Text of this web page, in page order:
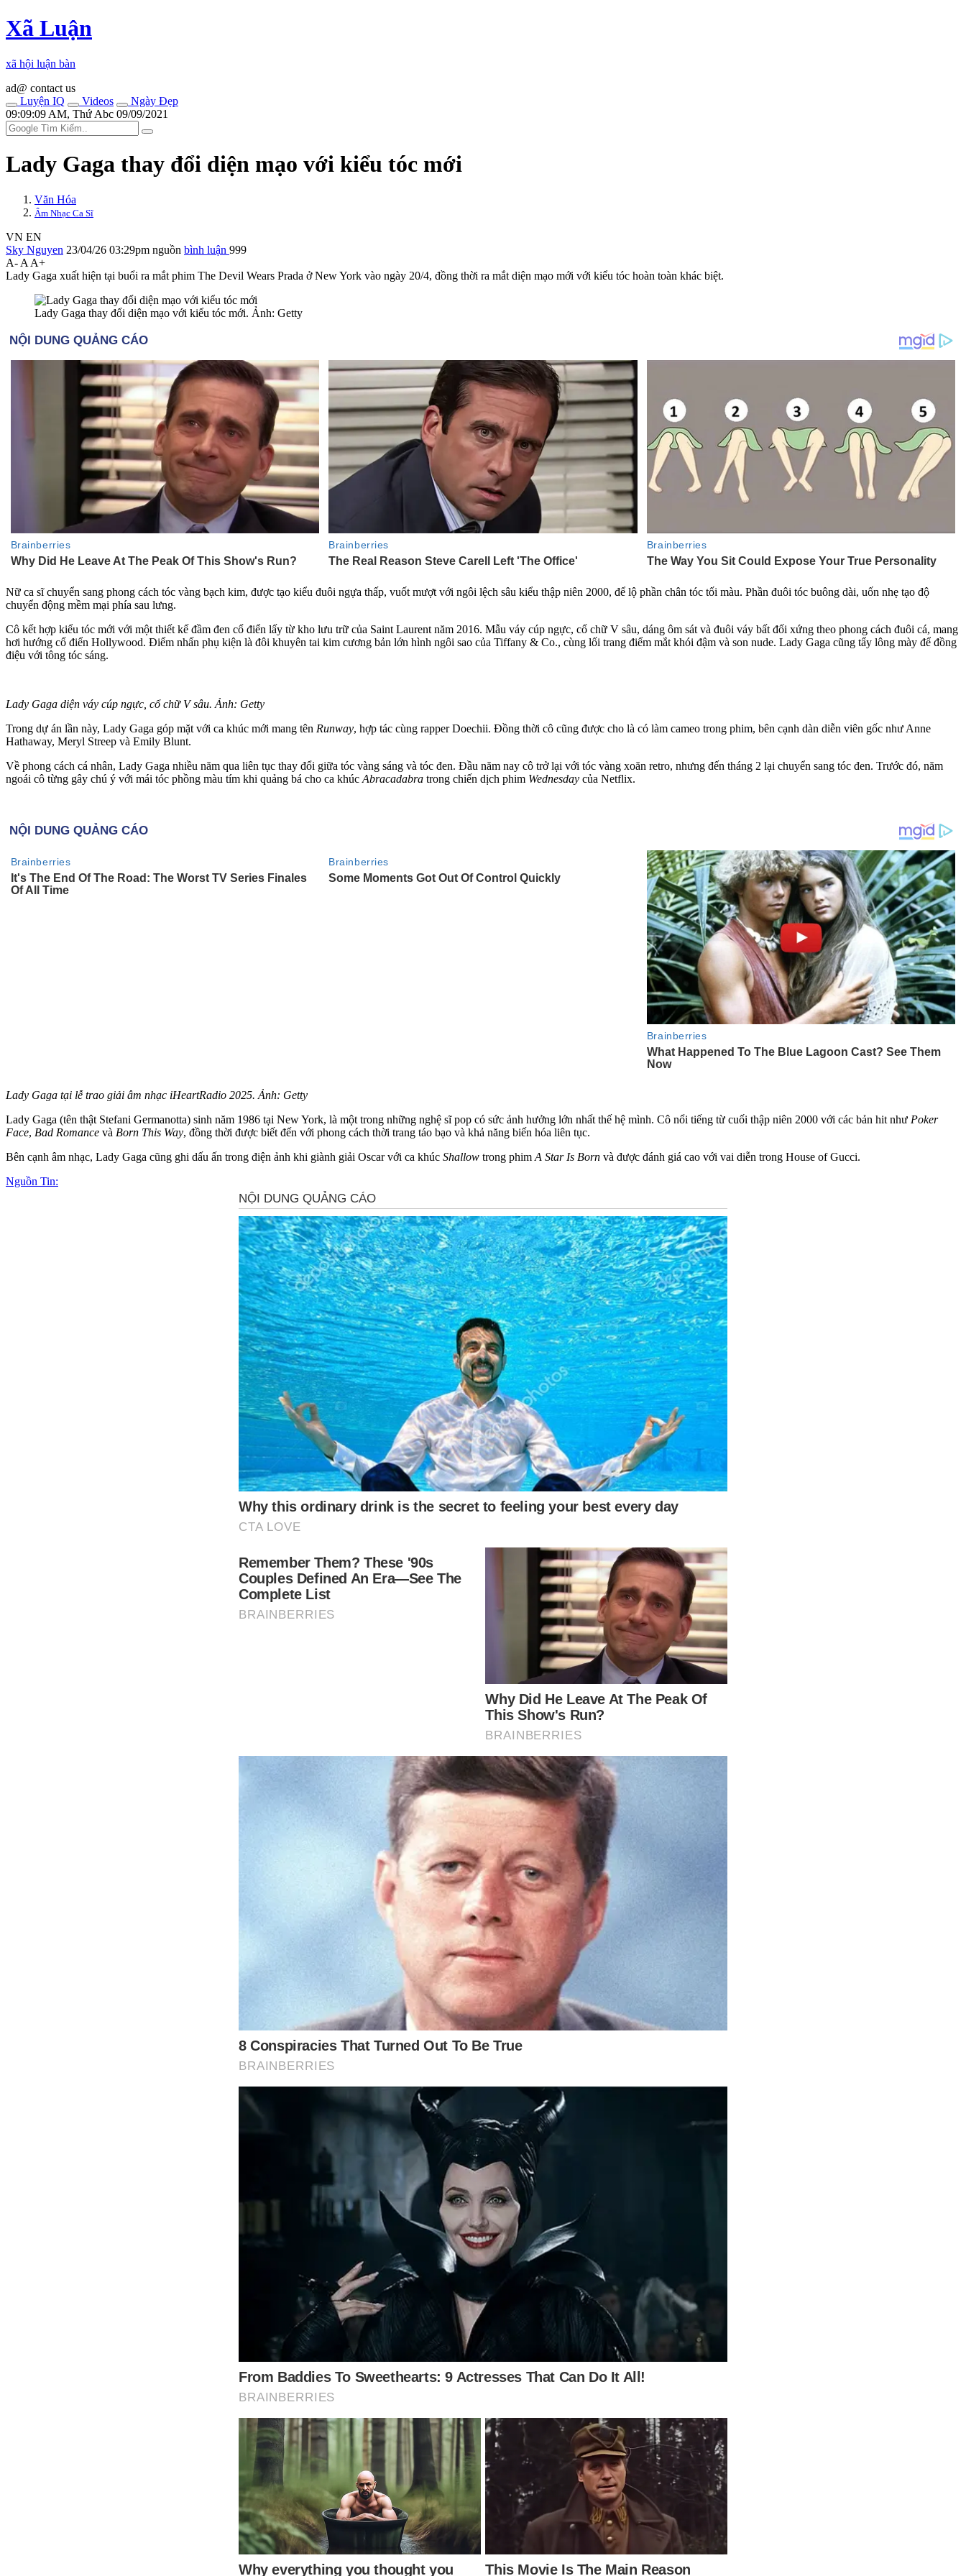
Xã Luận
xã hội luận bàn
ad@ contact us
Luyện IQ
Videos
Ngày Đẹp
09:09:09 AM, Thứ Abc 09/09/2021
Lady Gaga thay đổi diện mạo với kiểu tóc mới
Văn Hóa
Âm Nhạc Ca Sĩ
VN EN
Sky Nguyen 23/04/26 03:29pm nguồn bình luận 999
A- A A+
Lady Gaga xuất hiện tại buổi ra mắt phim The Devil Wears Prada ở New York vào ngày 20/4, đồng thời ra mắt diện mạo mới với kiểu tóc hoàn toàn khác biệt.
Lady Gaga thay đổi diện mạo với kiểu tóc mới. Ảnh: Getty
Nữ ca sĩ chuyển sang phong cách tóc vàng bạch kim, được tạo kiểu đuôi ngựa thấp, vuốt mượt với ngôi lệch sâu kiểu thập niên 2000, để lộ phần chân tóc tối màu. Phần đuôi tóc buông dài, uốn nhẹ tạo độ
chuyển động mềm mại phía sau lưng.
Cô kết hợp kiểu tóc mới với một thiết kế đầm đen cổ điển lấy từ kho lưu trữ của Saint Laurent năm 2016. Mẫu váy cúp ngực, cổ chữ V sâu, dáng ôm sát và đuôi váy bất đối xứng theo phong cách đuôi cá, mang
hơi hướng cổ điển Hollywood. Điểm nhấn phụ kiện là đôi khuyên tai kim cương bản lớn hình ngôi sao của Tiffany & Co., cùng lối trang điểm mắt khói đậm và son nud‌ּe. Lady Gaga cũng tẩy lông mày để đồng
điệu với tông tóc sáng.
Lady Gaga diện váy cúp ngực, cổ chữ V sâu. Ảnh: Getty
Trong dự án lần này, Lady Gaga góp mặt với ca khúc mới mang tên Runway, hợp tác cùng rapper Doechii. Đồng thời cô cũng được cho là có làm cameo trong phim, bên cạnh dàn diễn viên gốc như Anne
Hathaway, Meryl Streep và Emily Blunt.
Về phong cách cá nhân, Lady Gaga nhiều năm qua liên tục thay đổi giữa tóc vàng sáng và tóc đen. Đầu năm nay cô trở lại với tóc vàng xoăn retro, nhưng đến tháng 2 lại chuyển sang tóc đen. Trước đó, năm
ngoái cô từng gây chú ý với mái tóc phồng màu tím khi quảng bá cho ca khúcAbracadabra trong chiến dịch phim Wednesday của Netflix.
Lady Gaga tại lễ trao giải âm nhạc iHeartRadio 2025. Ảnh: Getty
Lady Gaga (tên thật Stefani Germanotta) sinh năm 1986 tại New York, là một trong những nghệ sĩ pop có sức ảnh hưởng lớn nhất thế hệ mình. Cô nổi tiếng từ cuối thập niên 2000 với các bản hit như Poker
Face, Bad Romance và Born This Way, đồng thời được biết đến với phong cách thời trang táo bạo và khả năng biến hóa liên tục.
Bên cạnh âm nhạc, Lady Gaga cũng ghi dấu ấn trong điện ảnh khi giành giải Oscar với ca khúc Shallow trong phim A Star Is Born và được đánh giá cao với vai diễn trong House of Gucci.
Nguồn Tin: